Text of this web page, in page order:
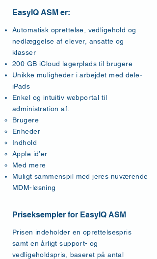
EasyIQ ASM er:
Automatisk oprettelse, vedligehold og
nedlæggelse af elever, ansatte og
klasser
200 GB iCloud lagerplads til brugere
Unikke muligheder i arbejdet med dele-
iPads
Enkel og intuitiv webportal til
administration af:
Brugere
Enheder
Indhold
Apple id’er
Med mere
Muligt sammenspil med jeres nuværende
MDM-løsning
Priseksempler for EasyIQ ASM
Prisen indeholder en oprettelsespris
samt en årligt support- og
vedligeholdspris, baseret på antal